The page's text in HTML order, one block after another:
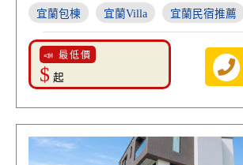
宜蘭包棟 宜蘭Villa 宜蘭民宿推薦
📣 最低價
$ 起